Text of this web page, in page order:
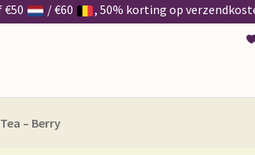
/ €60
, 50% korting op
– Berry